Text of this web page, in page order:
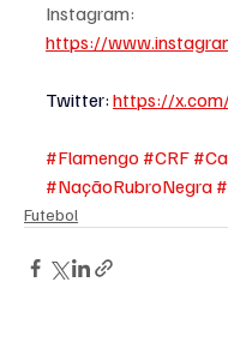
Instagram:
https://
Twitter: https://
#Flamengo #CRF
#NaçãoRubroNegra
Futebol